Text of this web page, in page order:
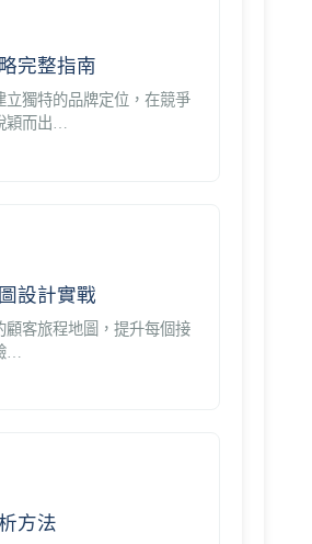
完整指南
立獨特的品牌定位，在競爭
穎而出…
設計實戰
顧客旅程地圖，提升每個接
…
方法